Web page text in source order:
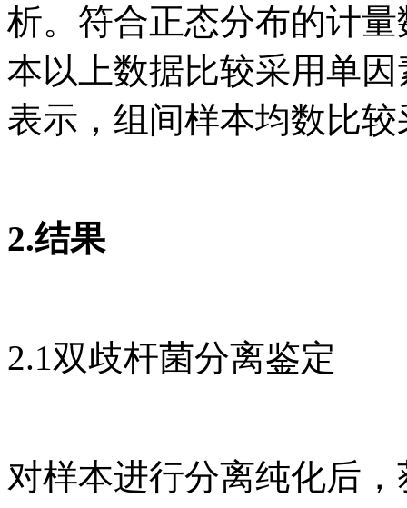
析。符合正态分布的计
本以上数据比较采用单
表示，组间样本均数比
2.结果
2.1双歧杆菌分离鉴定
对样本进行分离纯化后